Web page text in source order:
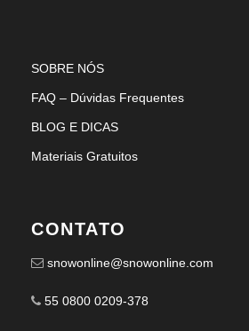
SOBRE NÓS
FAQ – Dúvidas Frequentes
BLOG E DICAS
Materiais Gratuitos
CONTATO
snowonline@snowonline.com
55 0800 0209-378